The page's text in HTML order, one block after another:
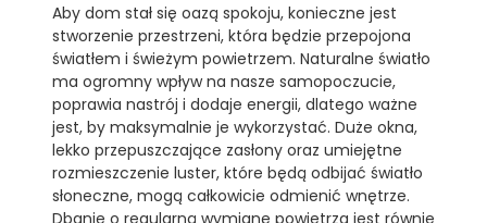
Aby dom stał się oazą spokoju, konieczne jest
stworzenie przestrzeni, która będzie przepojona
światłem i świeżym powietrzem. Naturalne światło
ma ogromny wpływ na nasze samopoczucie,
poprawia nastrój i dodaje energii, dlatego ważne
jest, by maksymalnie je wykorzystać. Duże okna,
lekko przepuszczające zasłony oraz umiejętne
rozmieszczenie luster, które będą odbijać światło
słoneczne, mogą całkowicie odmienić wnętrze.
Dbanie o regularną wymianę powietrza jest równie